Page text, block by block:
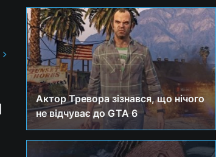
Актор Тревора зізнався, що нічого
не відчуває до GTA 6